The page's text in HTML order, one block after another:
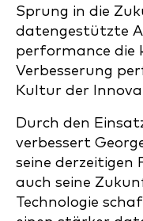
Sprung in die
datengestützte
performance die
Verbesserung
Kultur der
Durch den
verbessert
seine derzeitigen
auch seine
Technologie